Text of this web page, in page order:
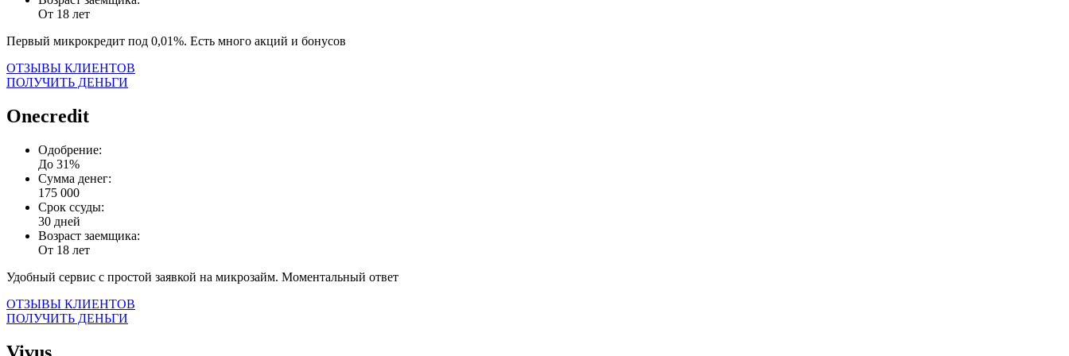
От 18 лет
Первый микрокредит под 0,01%. Есть много акций и бонусов
ОТЗЫВЫ КЛИЕНТОВ
ПОЛУЧИТЬ ДЕНЬГИ
Onecredit
Одобрение:
До 31%
Сумма денег:
175 000
Срок ссуды:
30 дней
Возраст заемщика:
От 18 лет
Удобный сервис с простой заявкой на микрозайм. Моментальный ответ
ОТЗЫВЫ КЛИЕНТОВ
ПОЛУЧИТЬ ДЕНЬГИ
Vivus